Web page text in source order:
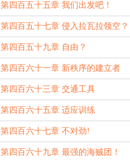
第四百五十五章 我们出发吧！
第四百五十七章 侵入拉瓦拉领空？
第四百五十九章 自由？
第四百六十一章 新秩序的建立者
第四百六十三章 交通工具
第四百六十五章 适应训练
第四百六十七章 不对劲!
第四百六十九章 最强的海贼团！